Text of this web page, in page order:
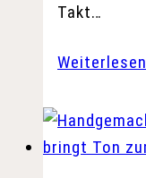
Takt…
Weiterlesen